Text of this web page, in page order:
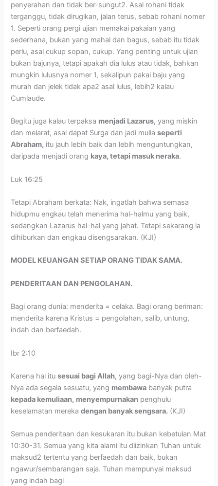
penyerahan dan tidak ber-sungut2. Asal rohani tidak
terganggu, tidak dirugikan, jalan terus, sebab rohani nomer
1. Seperti orang pergi ujian memakai pakaian yang
sederhana, bukan yang mahal dan bagus, sebab itu tidak
perlu, asal cukup sopan, cukup. Yang penting untuk ujian
bukan bajunya, tetapi apakah dia lulus atau tidak, bahkan
mungkin lulusnya nomer 1, sekalipun pakai baju yang
murah dan jelek tidak apa2 asal lulus, lebih2 kalau
Cumlaude.
Begitu juga kalau terpaksa menjadi Lazarus, yang miskin
dan melarat, asal dapat Surga dan jadi muliaseperti
Abraham, itu jauh lebih baik dan lebih menguntungkan,
daripada menjadi orang kaya, tetapi masuk neraka.
Luk 16:25
Tetapi Abraham berkata: Nak, ingatlah bahwa semasa
hidupmu engkau telah menerima hal-halmu yang baik,
sedangkan Lazarus hal-hal yang jahat. Tetapi sekarang ia
dihiburkan dan engkau disengsarakan. (KJI)
MODEL KEUANGAN SETIAP ORANG TIDAK SAMA.
PENDERITAAN DAN PENGOLAHAN.
Bagi orang dunia: menderita = celaka. Bagi orang beriman:
menderita karena Kristus = pengolahan, salib, untung,
indah dan berfaedah.
Ibr 2:10
Karena hal itusesuai bagi Allah, yang bagi-Nya dan oleh-
Nya ada segala sesuatu, yang membawa banyak putra
kepada kemuliaan, menyempurnakan penghulu
keselamatan merekadengan banyak sengsara. (KJI)
Semua penderitaan dan kesukaran itu bukan kebetulan Mat
10:30-31. Semua yang kita alami itu diizinkan Tuhan untuk
maksud2 tertentu yang berfaedah dan baik, bukan
ngawur/sembarangan saja. Tuhan mempunyai maksud
yang indah bagi